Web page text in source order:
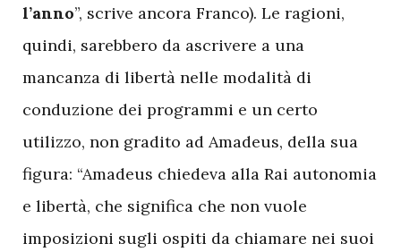
l’anno”, scrive ancora Franco). Le ragioni,
quindi, sarebbero da ascrivere a una
mancanza di libertà nelle modalità di
conduzione dei programmi e un certo
utilizzo, non gradito ad Amadeus, della sua
figura: “Amadeus chiedeva alla Rai autonomia
e libertà, che significa che non vuole
imposizioni sugli ospiti da chiamare nei suoi